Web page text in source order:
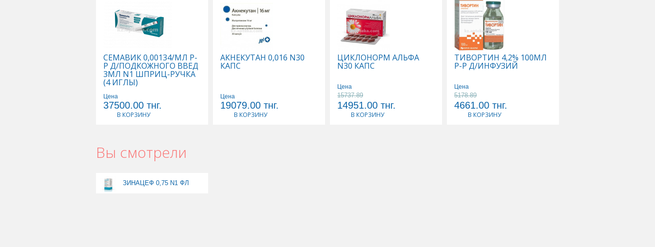
СЕМАВИК 0,00134/МЛ Р-
Р Д/ПОДКОЖНОГО ВВЕД
3МЛ N1 ШПРИЦ-РУЧКА
(4 ИГЛЫ)
Цена
37500.00 тнг.
В КОРЗИНУ
АКНЕКУТАН 0,016 N30
КАПС
Цена
19079.00 тнг.
В КОРЗИНУ
ЦИКЛОНОРМ АЛЬФА
N30 КАПС
Цена
15737.89
14951.00 тнг.
В КОРЗИНУ
ТИВОРТИН 4,2% 100МЛ
Р-Р Д/ИНФУЗИЙ
Цена
5178.89
4661.00 тнг.
В КОРЗИНУ
Вы смотрели
ЗИНАЦЕФ 0,75 N1 ФЛ